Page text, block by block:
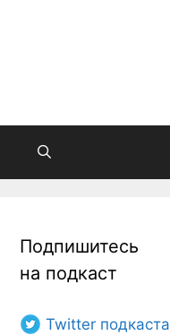
Подпишитесь
на подкаст
Twitter подкаста